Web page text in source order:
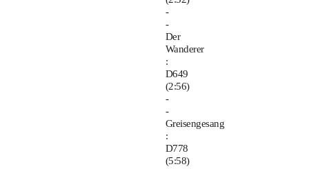
-
-
Der
Wanderer
:
D649
(2:56)
-
-
Greisengesang
:
D778
(5:58)